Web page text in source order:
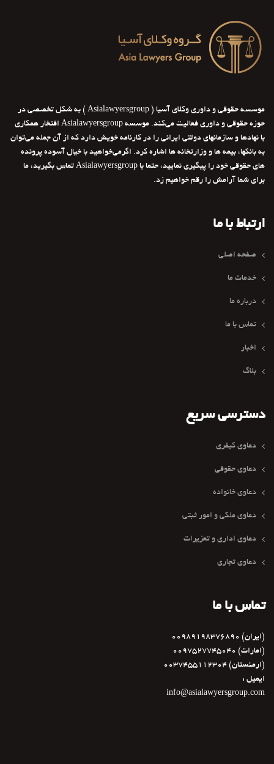
موسسه حقوقی و داوری وکلای آسیا ( Asialawyersgroup ) به شکل تخصصی در
حوزه حقوقی و داوری فعالیت می‌کند. موسسه Asialawyersgroup افتخار همکاری
با نهادها و سازمانهای دولتی ایرانی را در کارنامه خویش دارد که از آن جمله می‌توان
به بانکها، بیمه ها و وزارتخانه ها اشاره کرد. اگرمی‌خواهید با خیال آسوده پرونده
های حقوقی خود را پیگیری نمایید، حتما با Asialawyersgroup تماس بگیرید، ما
برای شما آرامش را رقم خواهیم زد.
ارتباط با ما
صفحه اصلی
خدمات ما
درباره ما
تماس با ما
اخبار
بلاگ
دسترسی سریع
دعاوی کیفری
دعاوی حقوقی
دعاوی خانواده
دعاوی ملکی و امور ثبتی
دعاوی اداری و تعزیرات
دعاوی تجاری
تماس با ما
(ایران) 00989198376890
(امارات) 0097527745040
(ارمنستان) 0037455112304
ایمیل :
info@asialawyersgroup.com